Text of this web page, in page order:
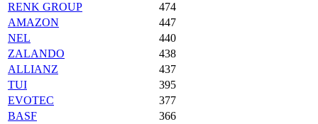
RENK GROUP
474
AMAZON
447
NEL
440
ZALANDO
438
ALLIANZ
437
TUI
395
EVOTEC
377
BASF
366